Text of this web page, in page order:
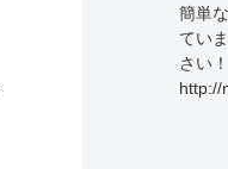
簡単
てい
さい！
http://